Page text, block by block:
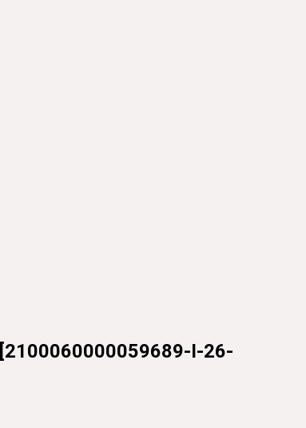
[2100060000059689-I-26-